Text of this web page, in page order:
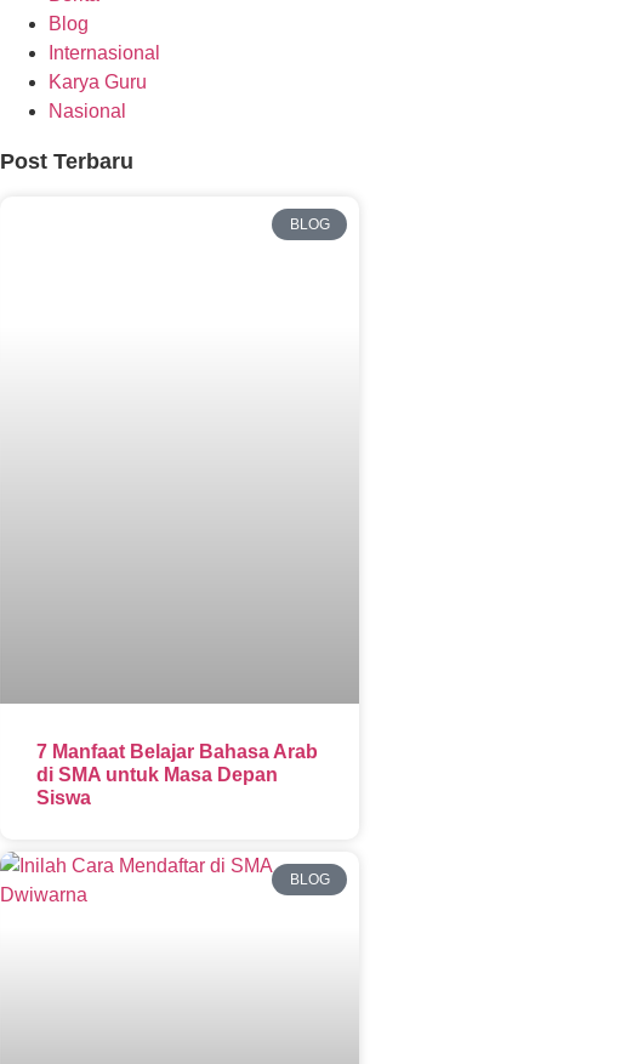
Blog
Internasional
Karya Guru
Nasional
Post Terbaru
BLOG
7 Manfaat Belajar Bahasa Arab
di SMA untuk Masa Depan
Siswa
BLOG